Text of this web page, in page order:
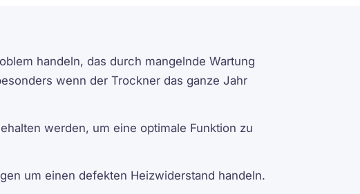
handeln, das durch mangelnde Wartung
wenn der Trockner das ganze Jahr
werden, um eine optimale Funktion zu
um einen defekten Heizwiderstand handeln.